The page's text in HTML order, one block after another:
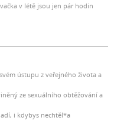
v létě jsou jen pár hodin
ústupu z veřejného života a
ze sexuálního obtěžování a
i kdybys nechtěl*a